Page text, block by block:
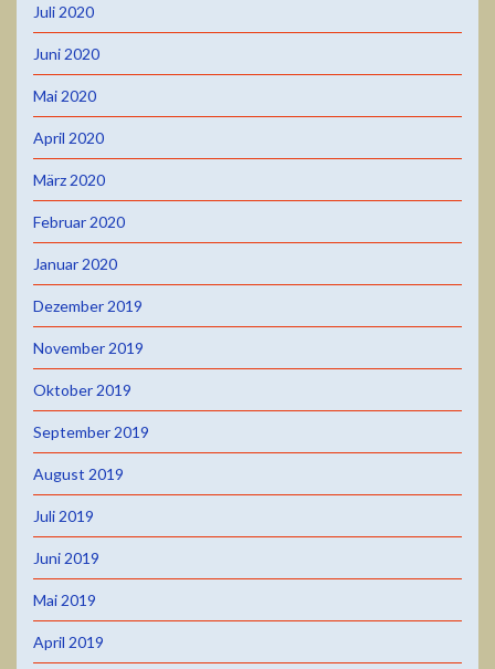
Juli 2020
Juni 2020
Mai 2020
April 2020
März 2020
Februar 2020
Januar 2020
Dezember 2019
November 2019
Oktober 2019
September 2019
August 2019
Juli 2019
Juni 2019
Mai 2019
April 2019